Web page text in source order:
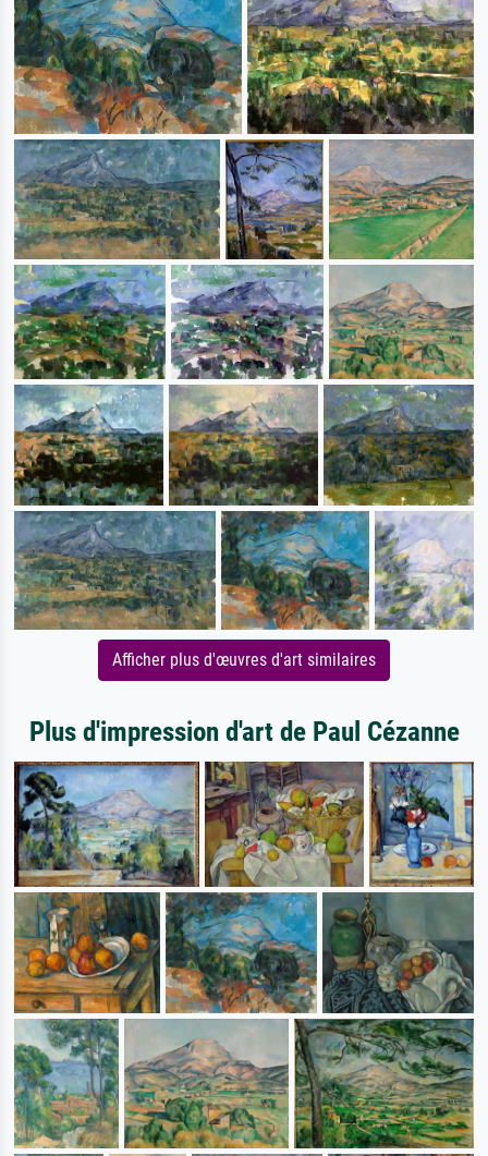
Afficher plus d'œuvres d'art similaires
Plus d'impression d'art de Paul Cézanne